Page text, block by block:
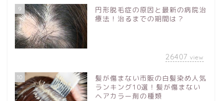
9
円形脱毛症の原因と最新の病院治
療法！治るまでの期間は？
26407 view
10
髪が傷まない市販の白髪染め人気
ランキング10選！髪が傷まない
ヘアカラー剤の種類